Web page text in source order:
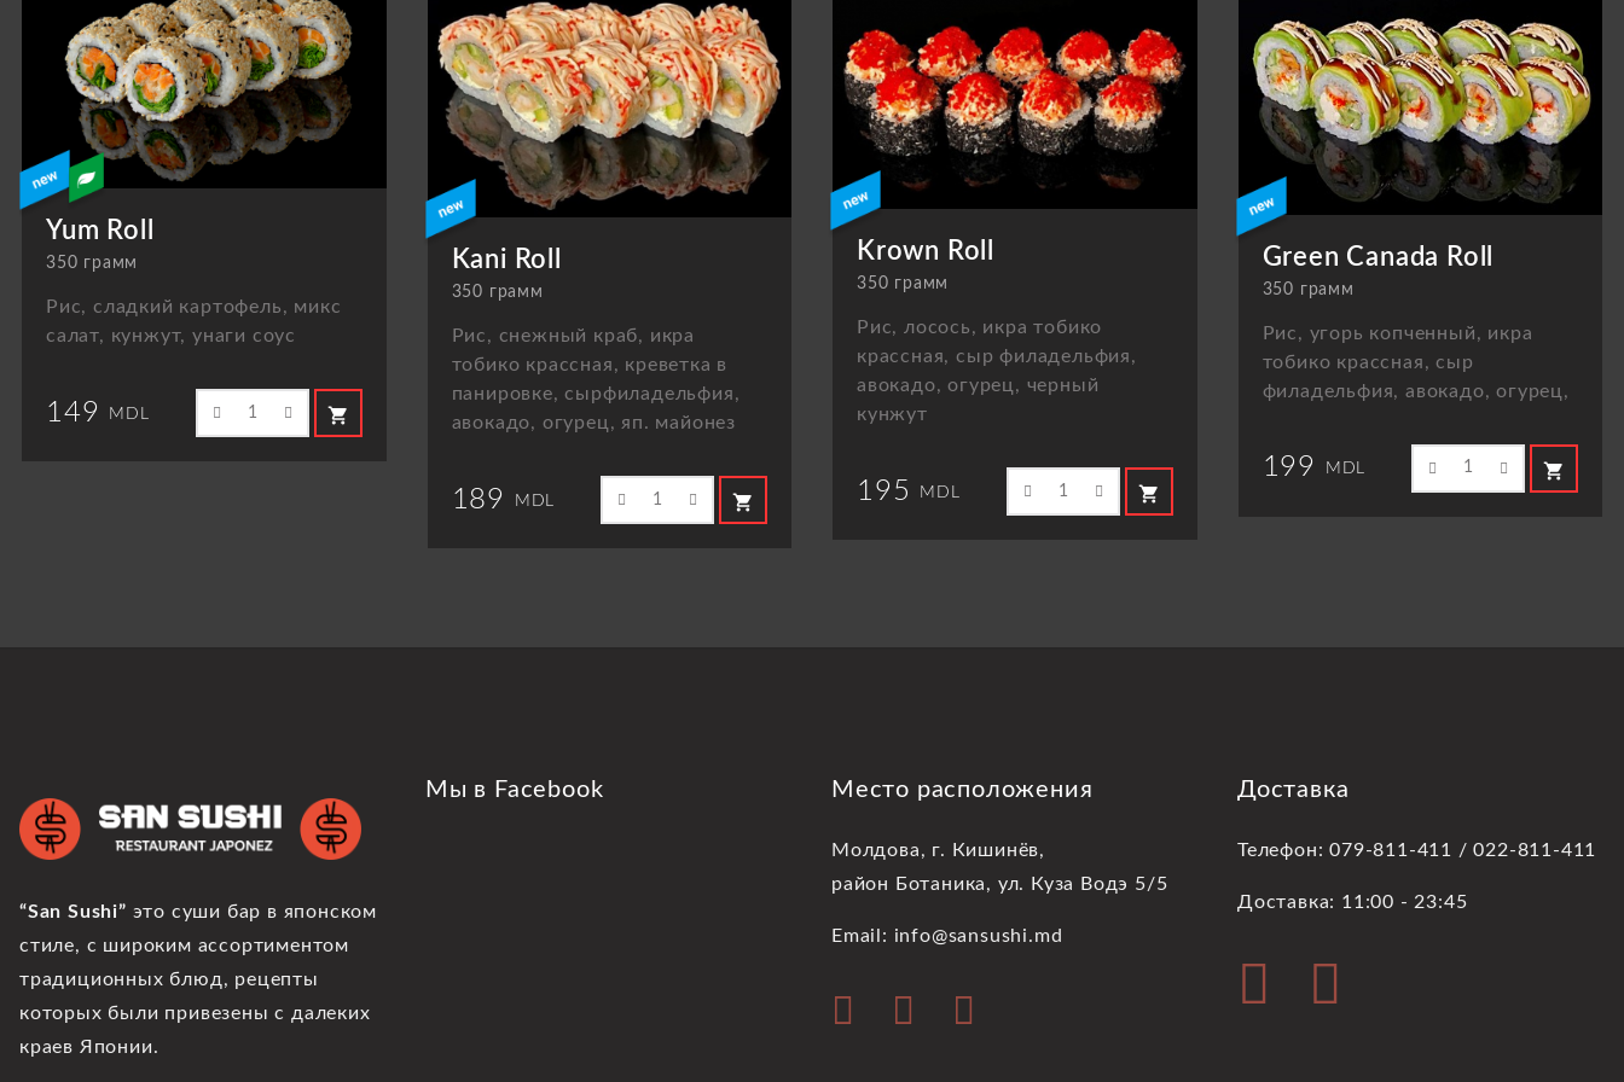
Yum Roll
350 грамм
Рис, сладкий картофель, микс
салат, кунжут, унаги соус
149 MDL shopping_cart
Kani Roll
350 грамм
Рис, снежный краб, икра
тобико крассная, креветка в
панировке, сырфиладельфия,
авокадо, огурец, яп. майонез
189 MDL shopping_cart
Krown Roll
350 грамм
Рис, лосось, икра тобико
крассная, сыр филадельфия,
авокадо, огурец, черный
кунжут
195 MDL shopping_cart
Green Canada Roll
350 грамм
Рис, угорь копченный, икра
тобико крассная, сыр
филадельфия, авокадо, огурец,
199 MDL shopping_cart
“San Sushi” это суши бар в японском
стиле, с широким ассортиментом
традиционных блюд, рецепты
которых были привезены с далеких
краев Японии.
Мы в Facebook Место расположения
Молдова, г. Кишинёв,
район Ботаника, ул. Куза Водэ 5/5
Email: info@sansushi.md
Доставка
Телефон: 079-811-411 / 022-811-411
Доставка: 11:00 - 23:45